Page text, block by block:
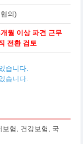
의)
월 이상 파견 근무
전환 검토
습니다.
습니다.
험, 건강보험, 국